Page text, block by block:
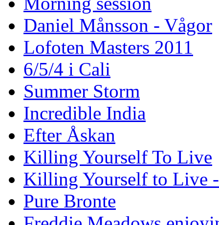
Daniel Månsson - Vågor
Lofoten Masters 2011
6/5/4 i Cali
Summer Storm
Incredible India
Efter Åskan
Killing Yourself To Live
Killing Yourself to Live -
Pure Bronte